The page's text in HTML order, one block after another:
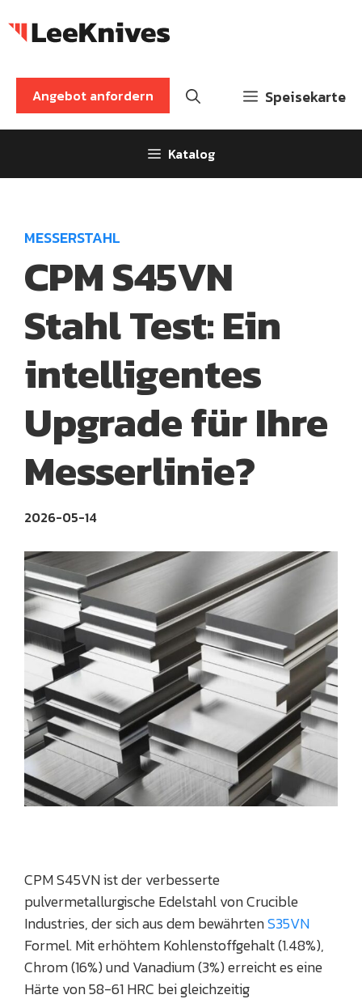
Inhalt
Speisekarte
Angebot anfordern
Katalog
MESSERSTAHL
CPM S45VN
Stahl Test: Ein
intelligentes
Upgrade für Ihre
Messerlinie?
2026-05-14
CPM S45VN ist der verbesserte
pulvermetallurgische Edelstahl von Crucible
Industries, der sich aus dem bewährtenS35VN
Formel. Mit erhöhtem Kohlenstoffgehalt (1.48%),
Chrom (16%) und Vanadium (3%) erreicht es eine
Härte von 58-61 HRC bei gleichzeitig